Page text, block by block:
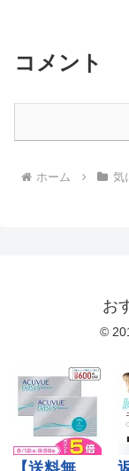
コメント
ホーム 気
お
©